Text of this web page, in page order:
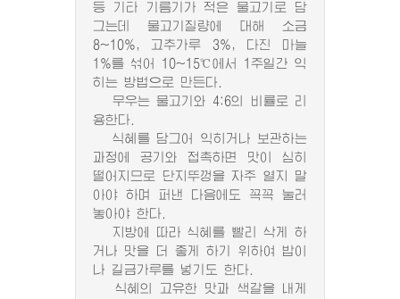
등 기타 기름기가 적은 물고기로 담
그는데 물고기질량에 대해 소금
8~10%, 고추가루 3%, 다진 마늘
1%를 섞어 10~15℃에서 1주일간 익
히는 방법으로 만든다.
무우는 물고기와 4:6의 비률로 리
용한다.
식혜를 담그어 익히거나 보관하는
과정에 공기와 접촉하면 맛이 심히
떨어지므로 단지뚜껑을 자주 열지 말
아야 하며 퍼낸 다음에도 꼭꼭 눌러
놓아야 한다.
지방에 따라 식혜를 빨리 삭게 하
거나 맛을 더 좋게 하기 위하여 밥이
나 길금가루를 넣기도 한다.
식혜의 고유한 맛과 색갈을 내게